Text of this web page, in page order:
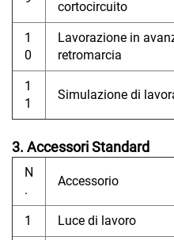
cortocircuito
1
0
Lavorazione in
retromarcia
1
1
Simulazione di
3. Accessori Standard
N
.
Accessorio
1 Luce di lavoro